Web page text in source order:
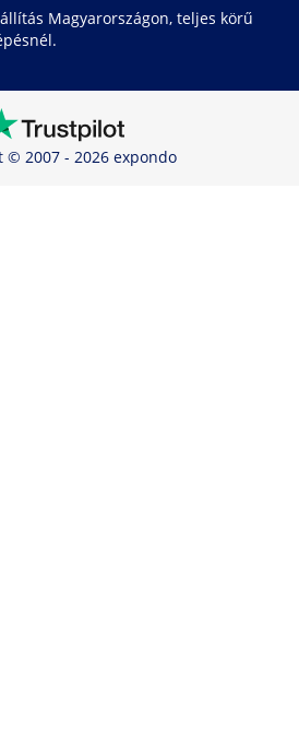
Magyarországon, teljes körű
© 2007 - 2026 expondo